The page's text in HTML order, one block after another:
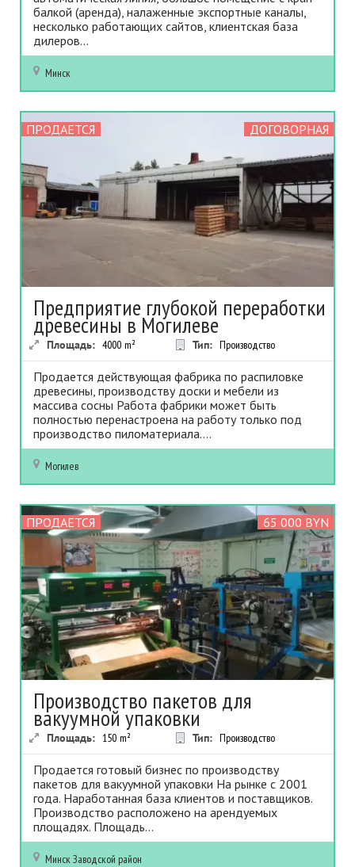
балкой (аренда), налаженные экспортные каналы,
несколько работающих сайтов, клиентская база
дилеров...
Минск
ПРОДАЕТСЯ ДОГОВОРНАЯ
Предприятие глубокой переработки
древесины в Могилеве
Площадь: 4000 m² Тип: Производство
Продается действующая фабрика по распиловке
древесины, производству доски и мебели из
массива сосны Работа фабрики может быть
полностью перенастроена на работу только под
производство пиломатериала....
Могилев
ПРОДАЕТСЯ 65 000 BYN
Производство пакетов для
вакуумной упаковки
Площадь: 150 m² Тип: Производство
Продается готовый бизнес по производству
пакетов для вакуумной упаковки На рынке с 2001
года. Наработанная база клиентов и поставщиков.
Производство расположено на арендуемых
площадях. Площадь...
МинскЗаводской район